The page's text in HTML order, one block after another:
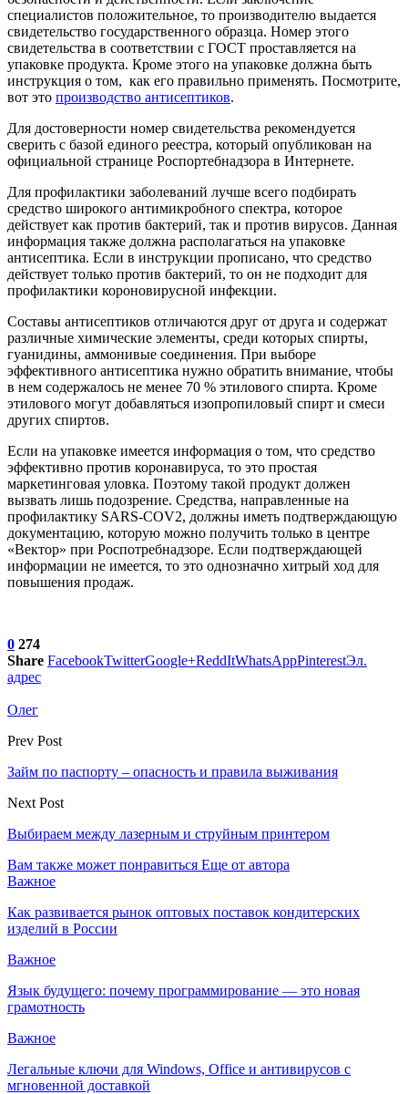
специалистов положительное, то производителю выдается
свидетельство государственного образца. Номер этого
свидетельства в соответствии с ГОСТ проставляется на
упаковке продукта. Кроме этого на упаковке должна быть
инструкция о том, как его правильно применять. Посмотрите,
вот это производство антисептиков.
Для достоверности номер свидетельства рекомендуется
сверить с базой единого реестра, который опубликован на
официальной странице Роспортебнадзора в Интернете.
Для профилактики заболеваний лучше всего подбирать
средство широкого антимикробного спектра, которое
действует как против бактерий, так и против вирусов. Данная
информация также должна располагаться на упаковке
антисептика. Если в инструкции прописано, что средство
действует только против бактерий, то он не подходит для
профилактики короновирусной инфекции.
Составы антисептиков отличаются друг от друга и содержат
различные химические элементы, среди которых спирты,
гуанидины, аммонивые соединения. При выборе
эффективного антисептика нужно обратить внимание, чтобы
в нем содержалось не менее 70 % этилового спирта. Кроме
этилового могут добавляться изопропиловый спирт и смеси
других спиртов.
Если на упаковке имеется информация о том, что средство
эффективно против коронавируса, то это простая
маркетинговая уловка. Поэтому такой продукт должен
вызвать лишь подозрение. Средства, направленные на
профилактику SARS-COV2, должны иметь подтверждающую
документацию, которую можно получить только в центре
«Вектор» при Роспотребнадзоре. Если подтверждающей
информации не имеется, то это однозначно хитрый ход для
повышения продаж.
0 274
Share FacebookTwitterGoogle+ReddItWhatsAppPinterestЭл.
адрес
Олег
Prev Post
Займ по паспорту – опасность и правила выживания
Next Post
Выбираем между лазерным и струйным принтером
Вам также может понравиться Еще от автора
Важное
Как развивается рынок оптовых поставок кондитерских
изделий в России
Важное
Язык будущего: почему программирование — это новая
грамотность
Важное
Легальные ключи для Windows, Office и антивирусов с
мгновенной доставкой